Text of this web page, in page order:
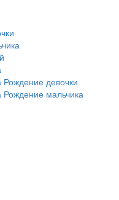
девочки
мальчика